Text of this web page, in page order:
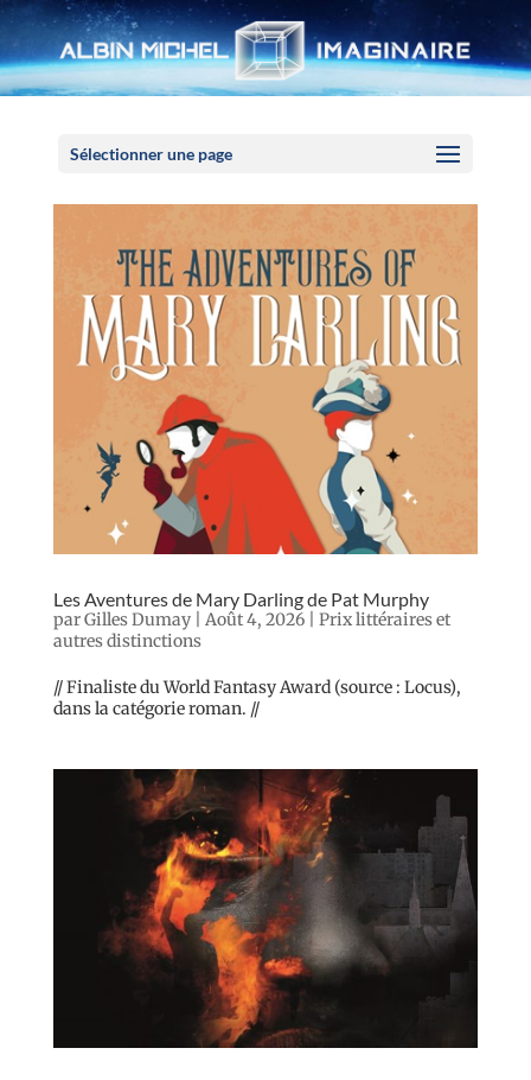
Sélectionner une page
Les Aventures de Mary Darling de Pat Murphy
parGilles Dumay| Août 4, 2026| Prix littéraires et
autres distinctions
// Finaliste du World Fantasy Award (source : Locus),
dans la catégorie roman. //
Panneau de gestion des cookies